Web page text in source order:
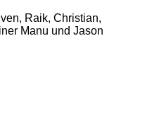
Raik, Christian,
Manu und Jason